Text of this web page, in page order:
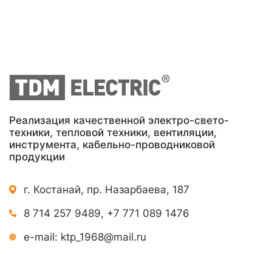
Реализация качественной электро-свето-
техники, тепловой техники, вентиляции,
инструмента, кабельно-проводниковой
продукции
г. Костанай, пр. Назарбаева, 187
8 714 257 9489, +7 771 089 1476
e-mail: ktp_1968@mail.ru